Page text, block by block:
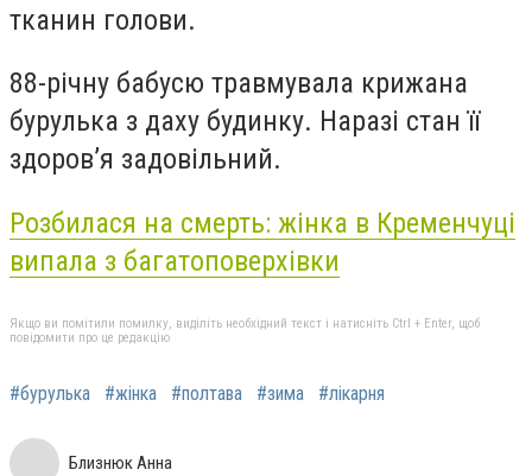
тканин голови.
88-річну бабусю травмувала крижана
бурулька з даху будинку. Наразі стан її
здоров’я задовільний.
Розбилася на смерть: жінка в Кременчуці
випала з багатоповерхівки
Якщо ви помітили помилку, виділіть необхідний текст і натисніть Ctrl + Enter, щоб
повідомити про це редакцію
#бурулька #жінка #полтава #зима #лікарня
Близнюк Анна